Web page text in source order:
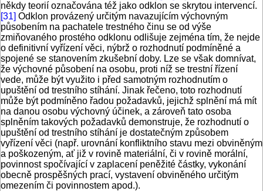
někdy teorií označována též jako odklon se skrytou intervencí.
[31] Odklon provázený určitým navazujícím výchovným
působením na pachatele trestného činu se od výše
zmiňovaného prostého odklonu odlišuje zejména tím, že nejde
o definitivní vyřízení věci, nýbrž o rozhodnutí podmíněné a
spojené se stanovením zkušební doby. Lze se však domnívat,
že výchovné působení na osobu, proti níž se trestní řízení
vede, může být využito i před samotným rozhodnutím o
upuštění od trestního stíhání. Jinak řečeno, toto rozhodnutí
může být podmíněno řadou požadavků, jejichž splnění má mít
na danou osobu výchovný účinek, a zároveň tato osoba
splněním takových požadavků demonstruje, že rozhodnutí o
upuštění od trestního stíhání je dostatečným způsobem
vyřízení věci (např. urovnání konfliktního stavu mezi obviněným
a poškozeným, ať již v rovině materiální, či v rovině morální,
povinnost spočívající v zaplacení peněžité částky, vykonání
obecně prospěšných prací, vystavení obviněného určitým
omezením či povinnostem apod.).